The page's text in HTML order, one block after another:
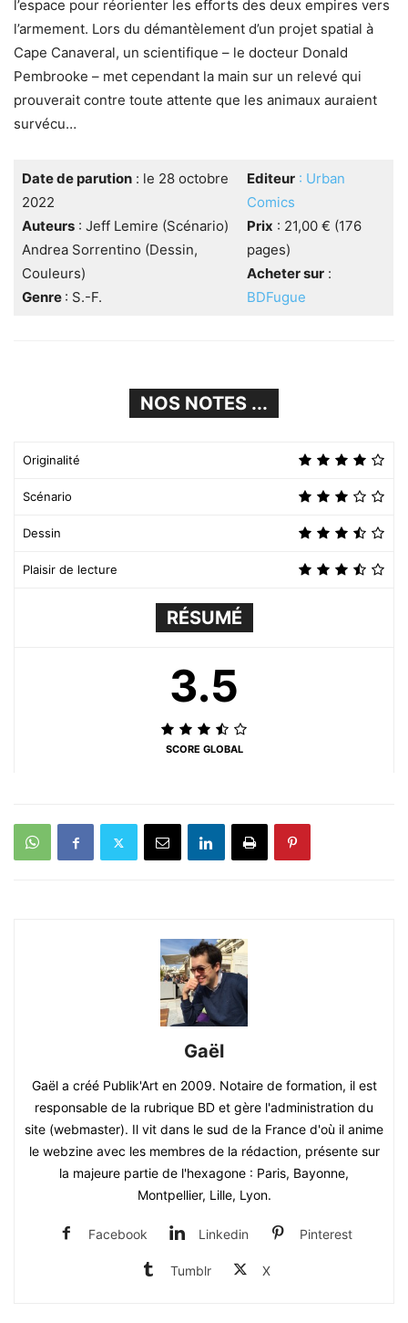
l’espace pour réorienter les efforts des deux empires vers
l’armement. Lors du démantèlement d’un projet spatial à
Cape Canaveral, un scientifique – le docteur Donald
Pembrooke – met cependant la main sur un relevé qui
prouverait contre toute attente que les animaux auraient
survécu…
Date de parution: le 28 octobre
2022
Auteurs: Jeff Lemire (Scénario)
Andrea Sorrentino (Dessin,
Couleurs)
Genre : S.-F.
Editeur : Urban
Comics
Prix : 21,00 € (176
pages)
Acheter sur:
BDFugue
NOS NOTES ...
Originalité
Scénario
Dessin
Plaisir de lecture
RÉSUMÉ
3.5
SCORE GLOBAL
Gaël
Gaël a créé Publik'Art en 2009. Notaire de formation, il est
responsable de la rubrique BD et gère l'administration du
site (webmaster). Il vit dans le sud de la France d'où il anime
le webzine avec les membres de la rédaction, présente sur
la majeure partie de l'hexagone : Paris, Bayonne,
Montpellier, Lille, Lyon.
Facebook Linkedin Pinterest
Tumblr X